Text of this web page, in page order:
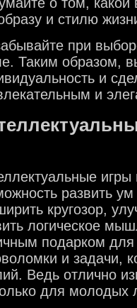
и стилю
при
Таким образом,
и
и
развить
кругозор,
логическое
подарком
и задачи,
Ведь отлично
для молодых